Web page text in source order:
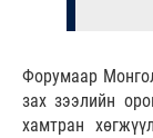
Форумаар
зах зээлийн
хамтран